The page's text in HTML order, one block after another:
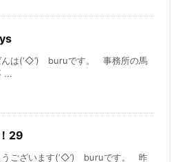
は(‘◇’)ゞburuです。 事務所の馬
...
29
ございます(‘◇’)ゞburuです。 昨